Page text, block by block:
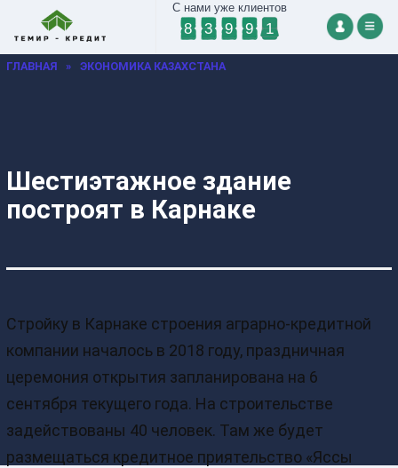
С нами уже клиентов
8 3 9 9 1
ГЛАВНАЯ » ЭКОНОМИКА КАЗАХСТАНА
Шестиэтажное здание
построят в Карнаке
Стройку в Карнаке строения аграрно-кредитной
компании началось в 2018 году, праздничная
церемония открытия запланирована на 6
сентября текущего года. На строительстве
задействованы 40 человек. Там же будет
размещаться кредитное приятельство «Яссы